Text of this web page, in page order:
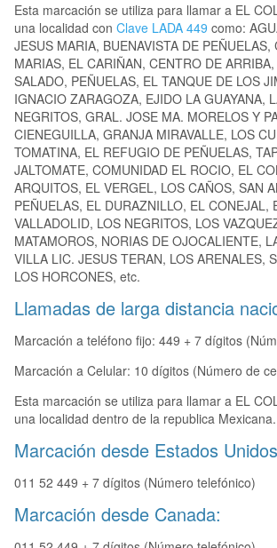
Esta marcación se utiliza para llamar a EL
una localidad con Clave LADA 449 como:
JESUS MARIA, BUENAVISTA DE PEÑUELAS,
MARIAS, EL CARIÑAN, CENTRO DE
SALADO, PEÑUELAS, EL TANQUE DE LOS
IGNACIO ZARAGOZA, EJIDO LA GUAYANA,
NEGRITOS, GRAL. JOSE MA. MORELOS Y
CIENEGUILLA, GRANJA MIRAVALLE, LOS
TOMATINA, EL REFUGIO DE PEÑUELAS,
JALTOMATE, COMUNIDAD EL ROCIO, EL
ARQUITOS, EL VERGEL, LOS CAÑOS, SAN
PEÑUELAS, EL DURAZNILLO, EL CONEJAL,
VALLADOLID, LOS NEGRITOS, LOS
MATAMOROS, NORIAS DE OJOCALIENTE,
VILLA LIC. JESUS TERAN, LOS ARENALES,
LOS HORCONES, etc.
Llamadas de larga distancia
Marcación a teléfono fijo: 449 + 7 dígitos
Marcación a Celular: 10 dígitos (Número de
Esta marcación se utiliza para llamar a EL
una localidad dentro de la republica Mexicana.
Marcación desde Estados
011 52 449 + 7 dígitos (Número telefónico)
Marcación desde Canada: